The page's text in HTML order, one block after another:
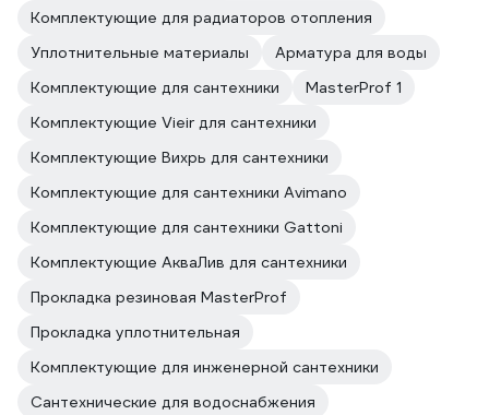
Комплектующие для радиаторов отопления
Уплотнительные материалы
Арматура для воды
Комплектующие для сантехники
MasterProf 1
Комплектующие Vieir для сантехники
Комплектующие Вихрь для сантехники
Комплектующие для сантехники Avimano
Комплектующие для сантехники Gattoni
Комплектующие АкваЛив для сантехники
Прокладка резиновая MasterProf
Прокладка уплотнительная
Комплектующие для инженерной сантехники
Сантехнические для водоснабжения